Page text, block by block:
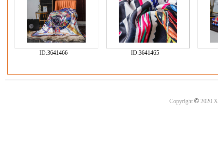
ID:3641466 ID:3641465
Copyright ©2020